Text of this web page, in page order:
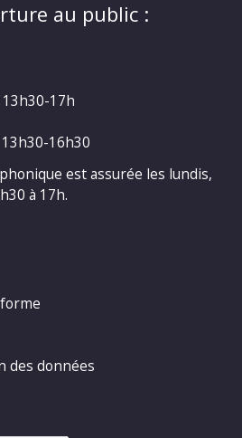
au public :
17h
16h30
est assurée les lundis,
à 17h.
des données